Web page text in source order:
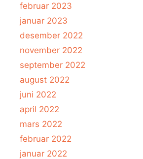
februar 2023
januar 2023
desember 2022
november 2022
september 2022
august 2022
juni 2022
april 2022
mars 2022
februar 2022
januar 2022